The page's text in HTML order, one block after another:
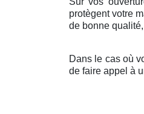
protègent votre
de bonne
Dans le cas où
de faire appel à